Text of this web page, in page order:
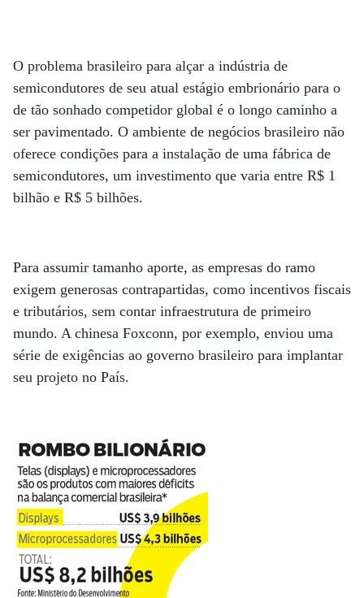
O problema brasileiro para alçar a indústria de
semicondutores de seu atual estágio embrionário para o
de tão sonhado competidor global é o longo caminho a
ser pavimentado. O ambiente de negócios brasileiro não
oferece condições para a instalação de uma fábrica de
semicondutores, um investimento que varia entre R$ 1
bilhão e R$ 5 bilhões.
Para assumir tamanho aporte, as empresas do ramo
exigem generosas contrapartidas, como incentivos fiscais
e tributários, sem contar infraestrutura de primeiro
mundo. A chinesa Foxconn, por exemplo, enviou uma
série de exigências ao governo brasileiro para implantar
seu projeto no País.